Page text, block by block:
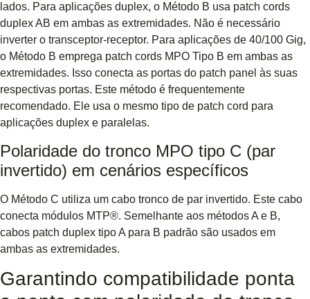
lados. Para aplicações duplex, o Método B usa patch cords
duplex AB em ambas as extremidades. Não é necessário
inverter o transceptor-receptor. Para aplicações de 40/100 Gig,
o Método B emprega patch cords MPO Tipo B em ambas as
extremidades. Isso conecta as portas do patch panel às suas
respectivas portas. Este método é frequentemente
recomendado. Ele usa o mesmo tipo de patch cord para
aplicações duplex e paralelas.
Polaridade do tronco MPO tipo C (par
invertido) em cenários específicos
O Método C utiliza um cabo tronco de par invertido. Este cabo
conecta módulos MTP®. Semelhante aos métodos A e B,
cabos patch duplex tipo A para B padrão são usados ​​em
ambas as extremidades.
Garantindo compatibilidade ponta